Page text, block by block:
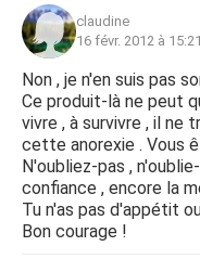
claudine
16 févr. 2012 à 15:21
Non , je n'en suis pas
Ce produit-là ne peut
vivre , à survivre , il ne
cette anorexie . Vous
N'oubliez-pas ,
confiance , encore la
Tu n'as pas d'appétit
Bon courage !